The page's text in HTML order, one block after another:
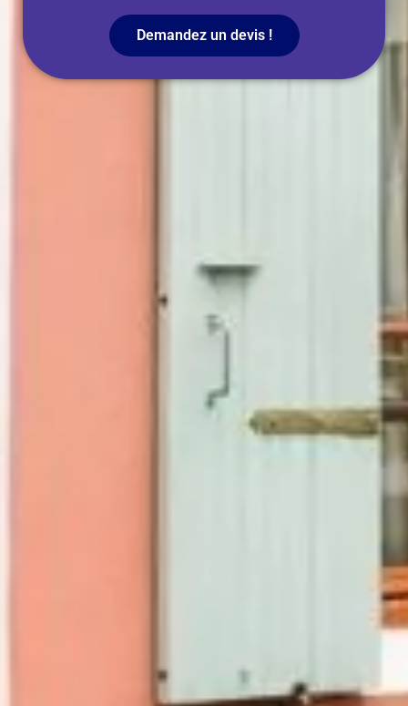
Demandez un devis !